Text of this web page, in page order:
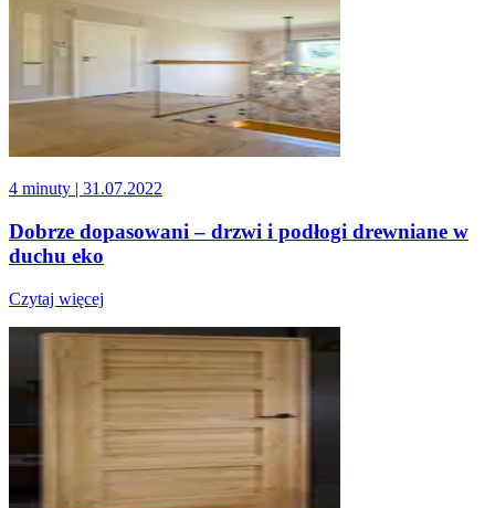
4 minuty | 31.07.2022
Dobrze dopasowani – drzwi i podłogi drewniane w
duchu eko
Czytaj więcej